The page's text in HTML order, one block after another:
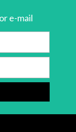
e-mail